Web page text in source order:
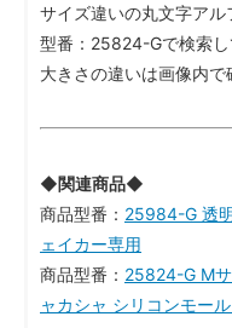
サイズ違いの丸文字ア
型番：25824-Gで検索し
大きさの違いは画像内
◆関連商品◆
商品型番： 25984-G 透
ェイカー専用
商品型番： 25824-G M
ャカシャ シリコンモー